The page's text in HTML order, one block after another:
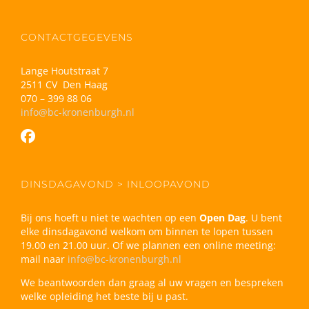
CONTACTGEGEVENS
Lange Houtstraat 7
2511 CV Den Haag
070 – 399 88 06
info@bc-kronenburgh.nl
DINSDAGAVOND > INLOOPAVOND
Bij ons hoeft u niet te wachten op een Open Dag. U bent
elke dinsdagavond welkom om binnen te lopen tussen
19.00 en 21.00 uur. Of we plannen een online meeting:
mail naar info@bc-kronenburgh.nl
We beantwoorden dan graag al uw vragen en bespreken
welke opleiding het beste bij u past.